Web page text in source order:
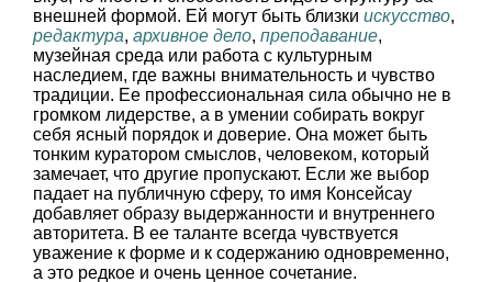
внешней формой. Ей могут быть близки искусство,
редактура, архивное дело, преподавание,
музейная среда или работа с культурным
наследием, где важны внимательность и чувство
традиции. Ее профессиональная сила обычно не в
громком лидерстве, а в умении собирать вокруг
себя ясный порядок и доверие. Она может быть
тонким куратором смыслов, человеком, который
замечает, что другие пропускают. Если же выбор
падает на публичную сферу, то имя Консейсау
добавляет образу выдержанности и внутреннего
авторитета. В ее таланте всегда чувствуется
уважение к форме и к содержанию одновременно,
а это редкое и очень ценное сочетание.